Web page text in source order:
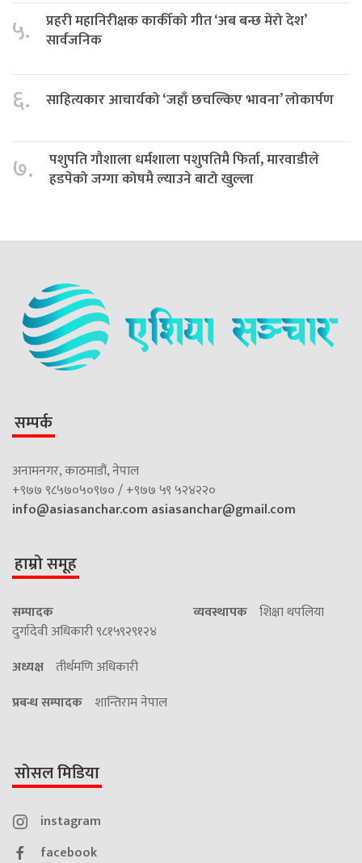
५.
प्रहरी महानिरीक्षक कार्कीको गीत ‘अब बन्छ मेरो देश’
सार्वजनिक
६. साहित्यकार आचार्यको ‘जहाँ छचल्किए भावना’ लोकार्पण
७.
पशुपति गौशाला धर्मशाला पशुपतिमै फिर्ता, मारवाडीले
हडपेको जग्गा कोषमै ल्याउने बाटो खुल्ला
सम्पर्क
अनामनगर, काठमाडौं, नेपाल
+९७७ ९८५७०५०९७० / +९७७ ५९ ५२४२२०
info@asiasanchar.com asiasanchar@gmail.com
हाम्रो समूह
सम्पादक
दुर्गादेवी अधिकारी ९८१५९२९१२४
व्यवस्थापक शिक्षा थपलिया
अध्यक्ष तीर्थमणि अधिकारी
प्रबन्ध सम्पादक शान्तिराम नेपाल
सोसल मिडिया
instagram
facebook